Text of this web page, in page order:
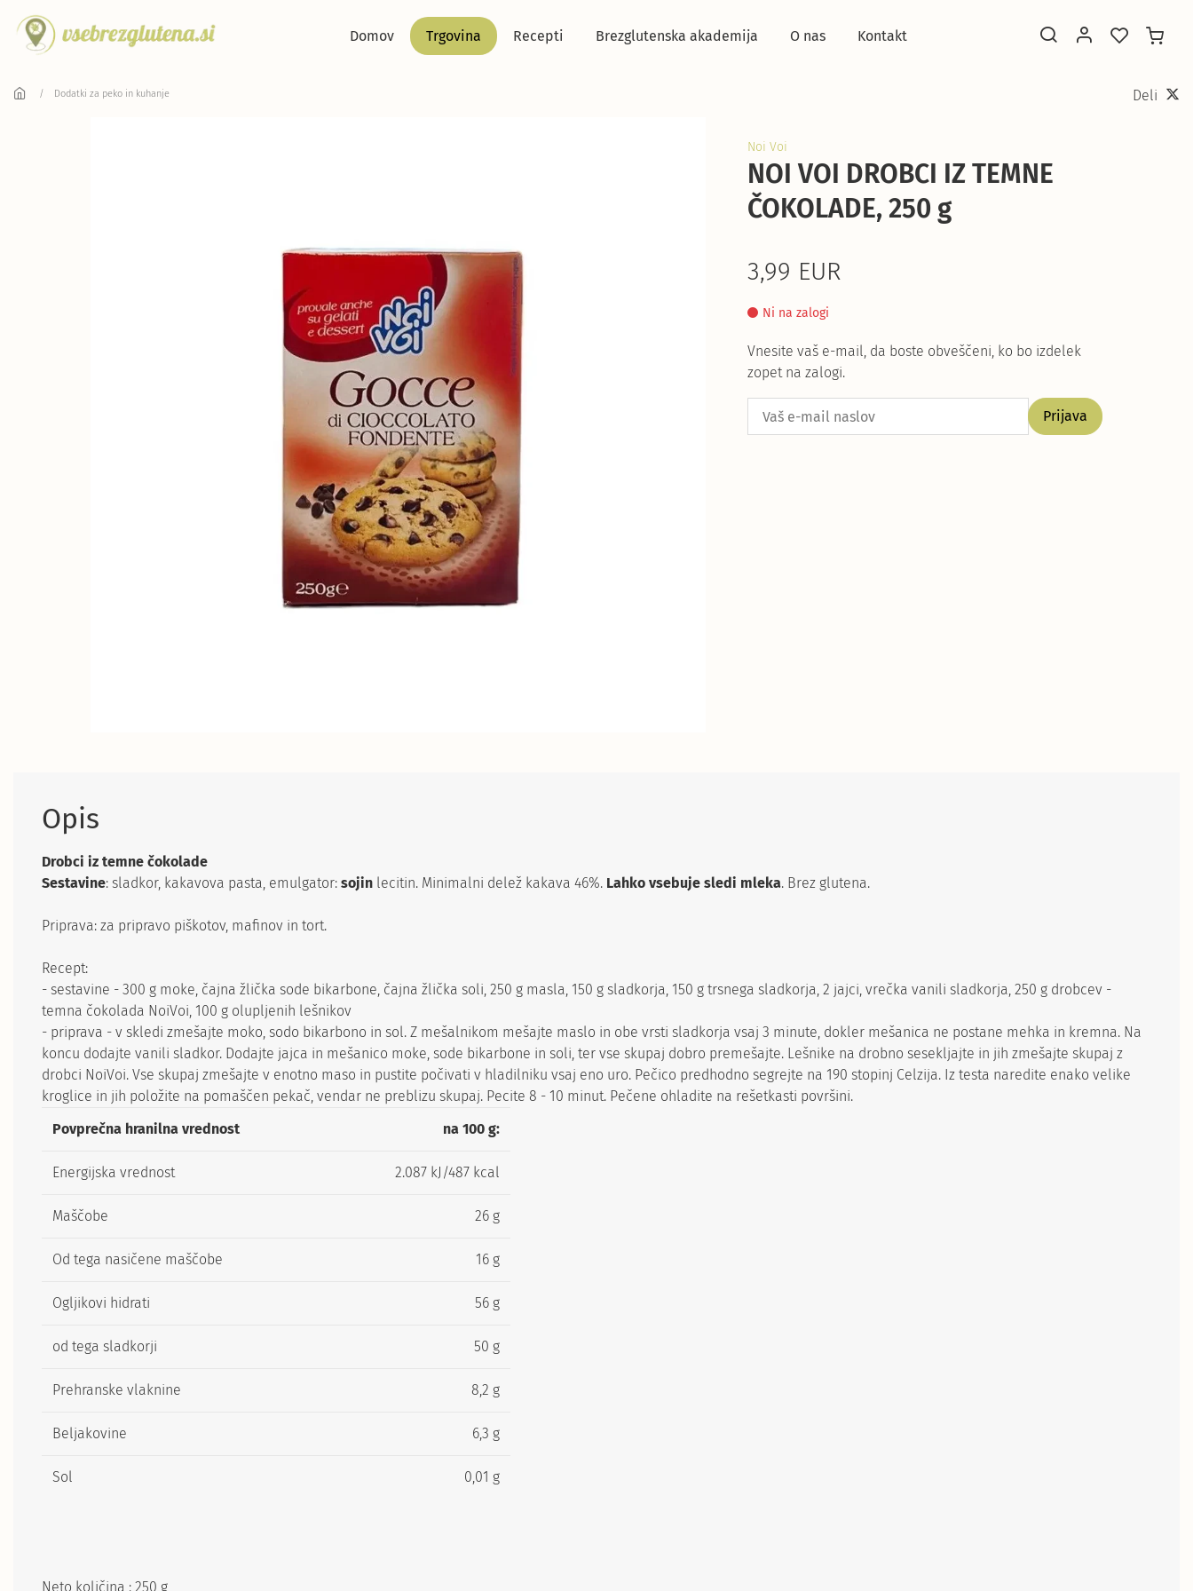
Domov
Trgovina Recepti Brezglutenska akademija O nas Kontakt
Deli
Dodatki za peko in kuhanje
Noi Voi
NOI VOI DROBCI IZ TEMNE
ČOKOLADE, 250 g
3,99 EUR
Ni na zalogi
Vnesite vaš e-mail, da boste obveščeni, ko bo izdelek
zopet na zalogi.
Prijava
Opis
Drobci iz temne čokolade
Sestavine: sladkor, kakavova pasta, emulgator: sojin lecitin. Minimalni delež kakava 46%. Lahko vsebuje sledi mleka. Brez glutena.
Priprava: za pripravo piškotov, mafinov in tort.
Recept:
- sestavine - 300 g moke, čajna žlička sode bikarbone, čajna žlička soli, 250 g masla, 150 g sladkorja, 150 g trsnega sladkorja, 2 jajci, vrečka vanili sladkorja, 250 g drobcev -
temna čokolada NoiVoi, 100 g olupljenih lešnikov
- priprava - v skledi zmešajte moko, sodo bikarbono in sol. Z mešalnikom mešajte maslo in obe vrsti sladkorja vsaj 3 minute, dokler mešanica ne postane mehka in kremna. Na
koncu dodajte vanili sladkor. Dodajte jajca in mešanico moke, sode bikarbone in soli, ter vse skupaj dobro premešajte. Lešnike na drobno sesekljajte in jih zmešajte skupaj z
drobci NoiVoi. Vse skupaj zmešajte v enotno maso in pustite počivati v hladilniku vsaj eno uro. Pečico predhodno segrejte na 190 stopinj Celzija. Iz testa naredite enako velike
kroglice in jih položite na pomaščen pekač, vendar ne preblizu skupaj. Pecite 8 - 10 minut. Pečene ohladite na rešetkasti površini.
Povprečna hranilna vrednost
na 100 g:
Energijska vrednost 2.087 kJ/487 kcal
Maščobe 26 g
Od tega nasičene maščobe 16 g
Ogljikovi hidrati 56 g
od tega sladkorji 50 g
Prehranske vlaknine 8,2 g
Beljakovine 6,3 g
Sol 0,01 g
Neto količina : 250 g